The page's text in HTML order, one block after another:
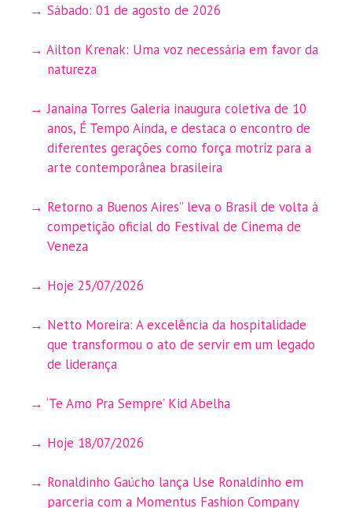
Sábado: 01 de agosto de 2026
Ailton Krenak: Uma voz necessária em favor da
natureza
Janaina Torres Galeria inaugura coletiva de 10
anos, É Tempo Ainda, e destaca o encontro de
diferentes gerações como força motriz para a
arte contemporânea brasileira
Retorno a Buenos Aires” leva o Brasil de volta à
competição oficial do Festival de Cinema de
Veneza
Hoje 25/07/2026
Netto Moreira: A excelência da hospitalidade
que transformou o ato de servir em um legado
de liderança
‘Te Amo Pra Sempre’ Kid Abelha
Hoje 18/07/2026
Ronaldinho Gaúcho lança Use Ronaldinho em
parceria com a Momentus Fashion Company